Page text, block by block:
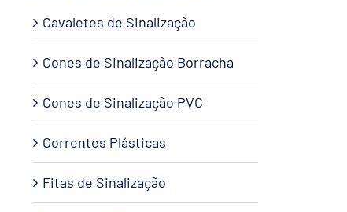
Cavaletes de Sinalização
Cones de Sinalização Borracha
Cones de Sinalização PVC
Correntes Plásticas
Fitas de Sinalização